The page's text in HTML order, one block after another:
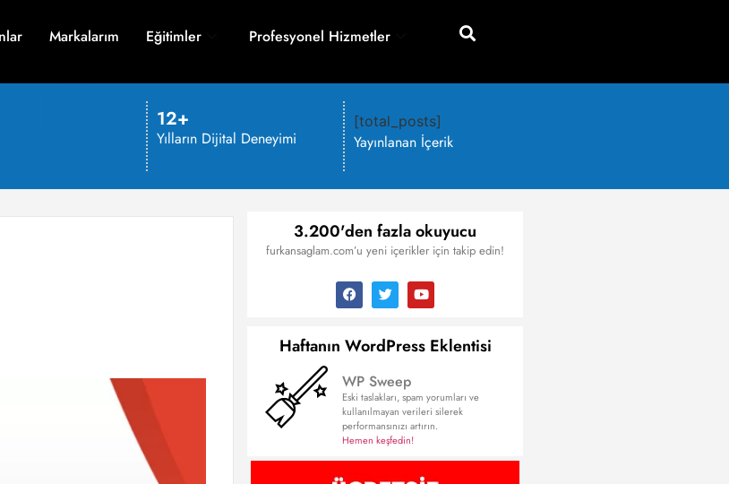
Markalarım Eğitimler Profesyonel Hizmetler
12+
Yılların Dijital Deneyimi
[total_posts]
Yayınlanan İçerik
3.200'den fazla okuyucu
furkansaglam.com’u yeni içerikler için takip edin!
Haftanın WordPress Eklentisi
WP Sweep
Eski taslakları, spam yorumları ve
kullanılmayan verileri silerek
performansınızı artırın.
Hemen keşfedin!